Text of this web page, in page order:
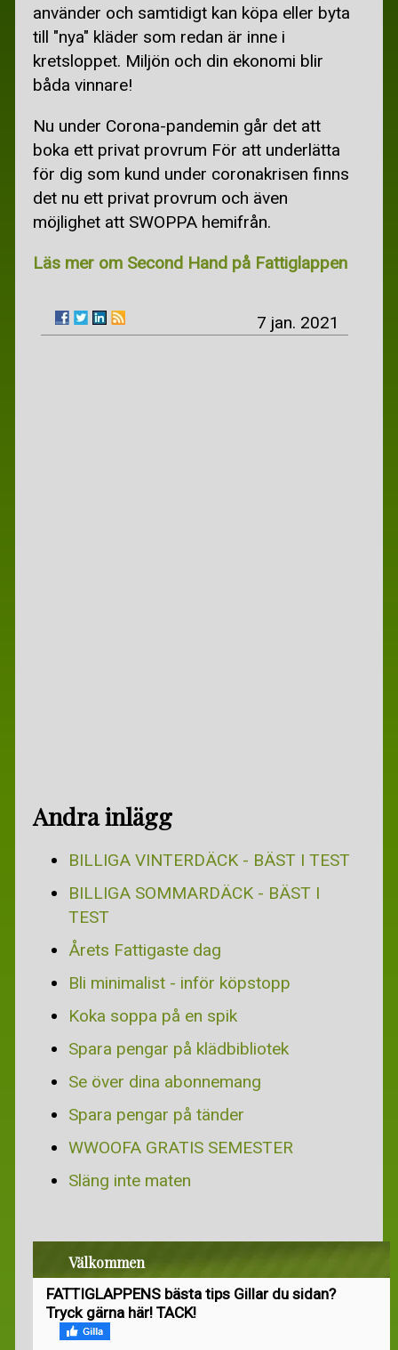
BILLIGA KÖTTRÄTTER
BRÖD
GRYTOR OCH GRATÄNGER
KYCKLINGRÄTTER
KÖTTFÄRS OCH KORV
PIZZA, PASTA-, ÄGGRÄTTER
RECEPT RAMSLÖK
SOPPA
GRATIS
BORTSKÄNKES
BO OCH RES GRATIS
GRATIS
GRATIS DATORPROGRAM
TÄVLA OCH VINN
använder och samtidigt kan köpa eller byta
till "nya" kläder som redan är inne i
kretsloppet. Miljön och din ekonomi blir
båda vinnare!
Nu under Corona-pandemin går det att
boka ett privat provrum För att underlätta
för dig som kund under coronakrisen finns
det nu ett privat provrum och även
möjlighet att SWOPPA hemifrån.
Läs mer om Second Hand på Fattiglappen
7 jan. 2021
Andra inlägg
BILLIGA VINTERDÄCK - BÄST I TEST
BILLIGA SOMMARDÄCK - BÄST I
TEST
Årets Fattigaste dag
Bli minimalist - inför köpstopp
Koka soppa på en spik
Spara pengar på klädbibliotek
Se över dina abonnemang
Spara pengar på tänder
WWOOFA GRATIS SEMESTER
Släng inte maten
Välkommen
FATTIGLAPPENS bästa tips Gillar du sidan?
Tryck gärna här! TACK!